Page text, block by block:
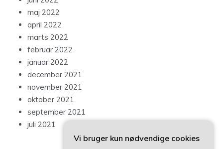
maj 2022
april 2022
marts 2022
februar 2022
januar 2022
december 2021
november 2021
oktober 2021
september 2021
juli 2021
Vi bruger kun nødvendige cookies